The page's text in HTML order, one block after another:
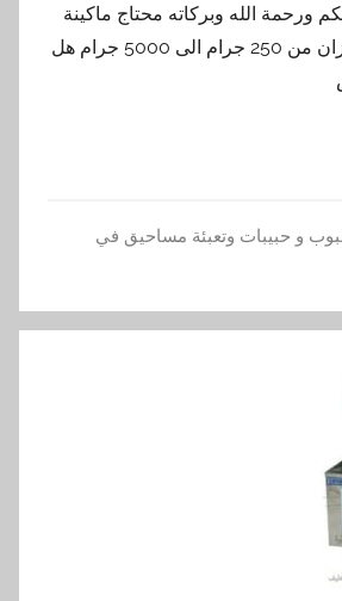
ورحمة الله وبركاته محتاج ماكينة
تعبئة سكر و ارز اوزان من 250 جرام الى 5000 جرام هل
و حبيبات وتعبئة مساحيق في